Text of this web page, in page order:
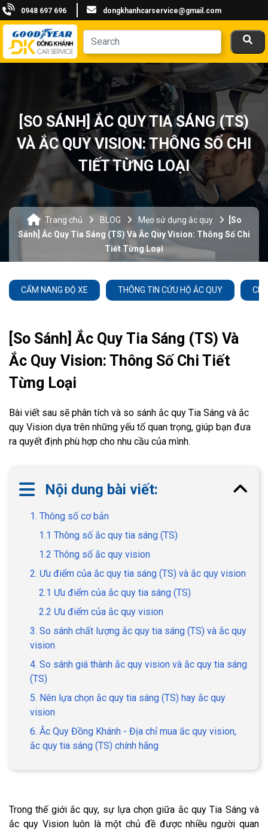
0948 697 696 dongkhanhcarservice@gmail.com
[SO SÁNH] ẮC QUY TIA SÁNG (TS)
VÀ ẮC QUY VISION: THÔNG SỐ CHI
TIẾT TỪNG LOẠI
Trang chủ BLOG Mẹo sử dụng ắc quy
[So
Sánh] Ắc Quy Tia Sáng (TS) Và Ắc Quy Vision: Thông Số Chi
Tiết Từng Loại
CẨM NANG ĐỘ XE THÔNG TIN CỨU HỘ ẮC QUY
[So Sánh] Ắc Quy Tia Sáng (TS) Và
Ắc Quy Vision: Thông Số Chi Tiết
Từng Loại
Bài viết sau sẽ phân tích và so sánh ắc quy Tia Sáng và ắc
quy Vision dựa trên những yếu tố quan trọng, giúp bạn đưa
ra quyết định phù hợp cho nhu cầu của mình.
Nội dung bài viết:
1. Thông số cơ bản
1.1 Thông số ắc quy tia sáng (TS)
1.2 Thông số ắc quy vision
2. Ưu điểm của ắc quy tia sáng (TS) và ắc quy vision
2.1 Ưu điểm của ắc quy tia sáng (TS)
2.2 Ưu điểm của ắc quy vision
3. So sánh chất lượng ắc quy tia sáng (TS) và ắc quy
vision
4. So sánh giá thành ắc quy vision và ắc quy tia sáng
(TS)
5. Nên lựa chọn ắc quy tia sáng (TS) hay ắc quy
vision
6. Ắc Quy Đồng Khánh - Địa chỉ mua ắc quy vision,
ắc quy tia sáng (TS) chính hãng
Trong thế giới ắc quy, sự lựa chọn giữa ắc quy Tia Sáng và
ắc quy Vision luôn là một chủ đề được nhiều người quan